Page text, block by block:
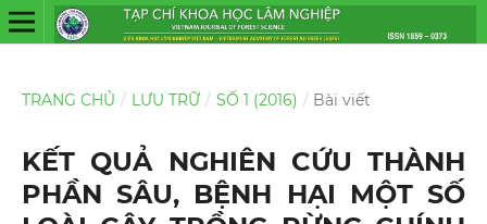
TRANG CHỦ / LƯU TRỮ / SỐ 1 (2016) / Bài viết
KẾT QUẢ NGHIÊN CỨU THÀNH
PHẦN SÂU, BỆNH HẠI MỘT SỐ